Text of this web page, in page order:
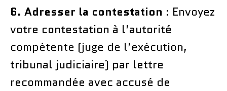
6. Adresser la contestation : Envoyez
votre contestation à l’autorité
compétente (juge de l’exécution,
tribunal judiciaire) par lettre
recommandée avec accusé de